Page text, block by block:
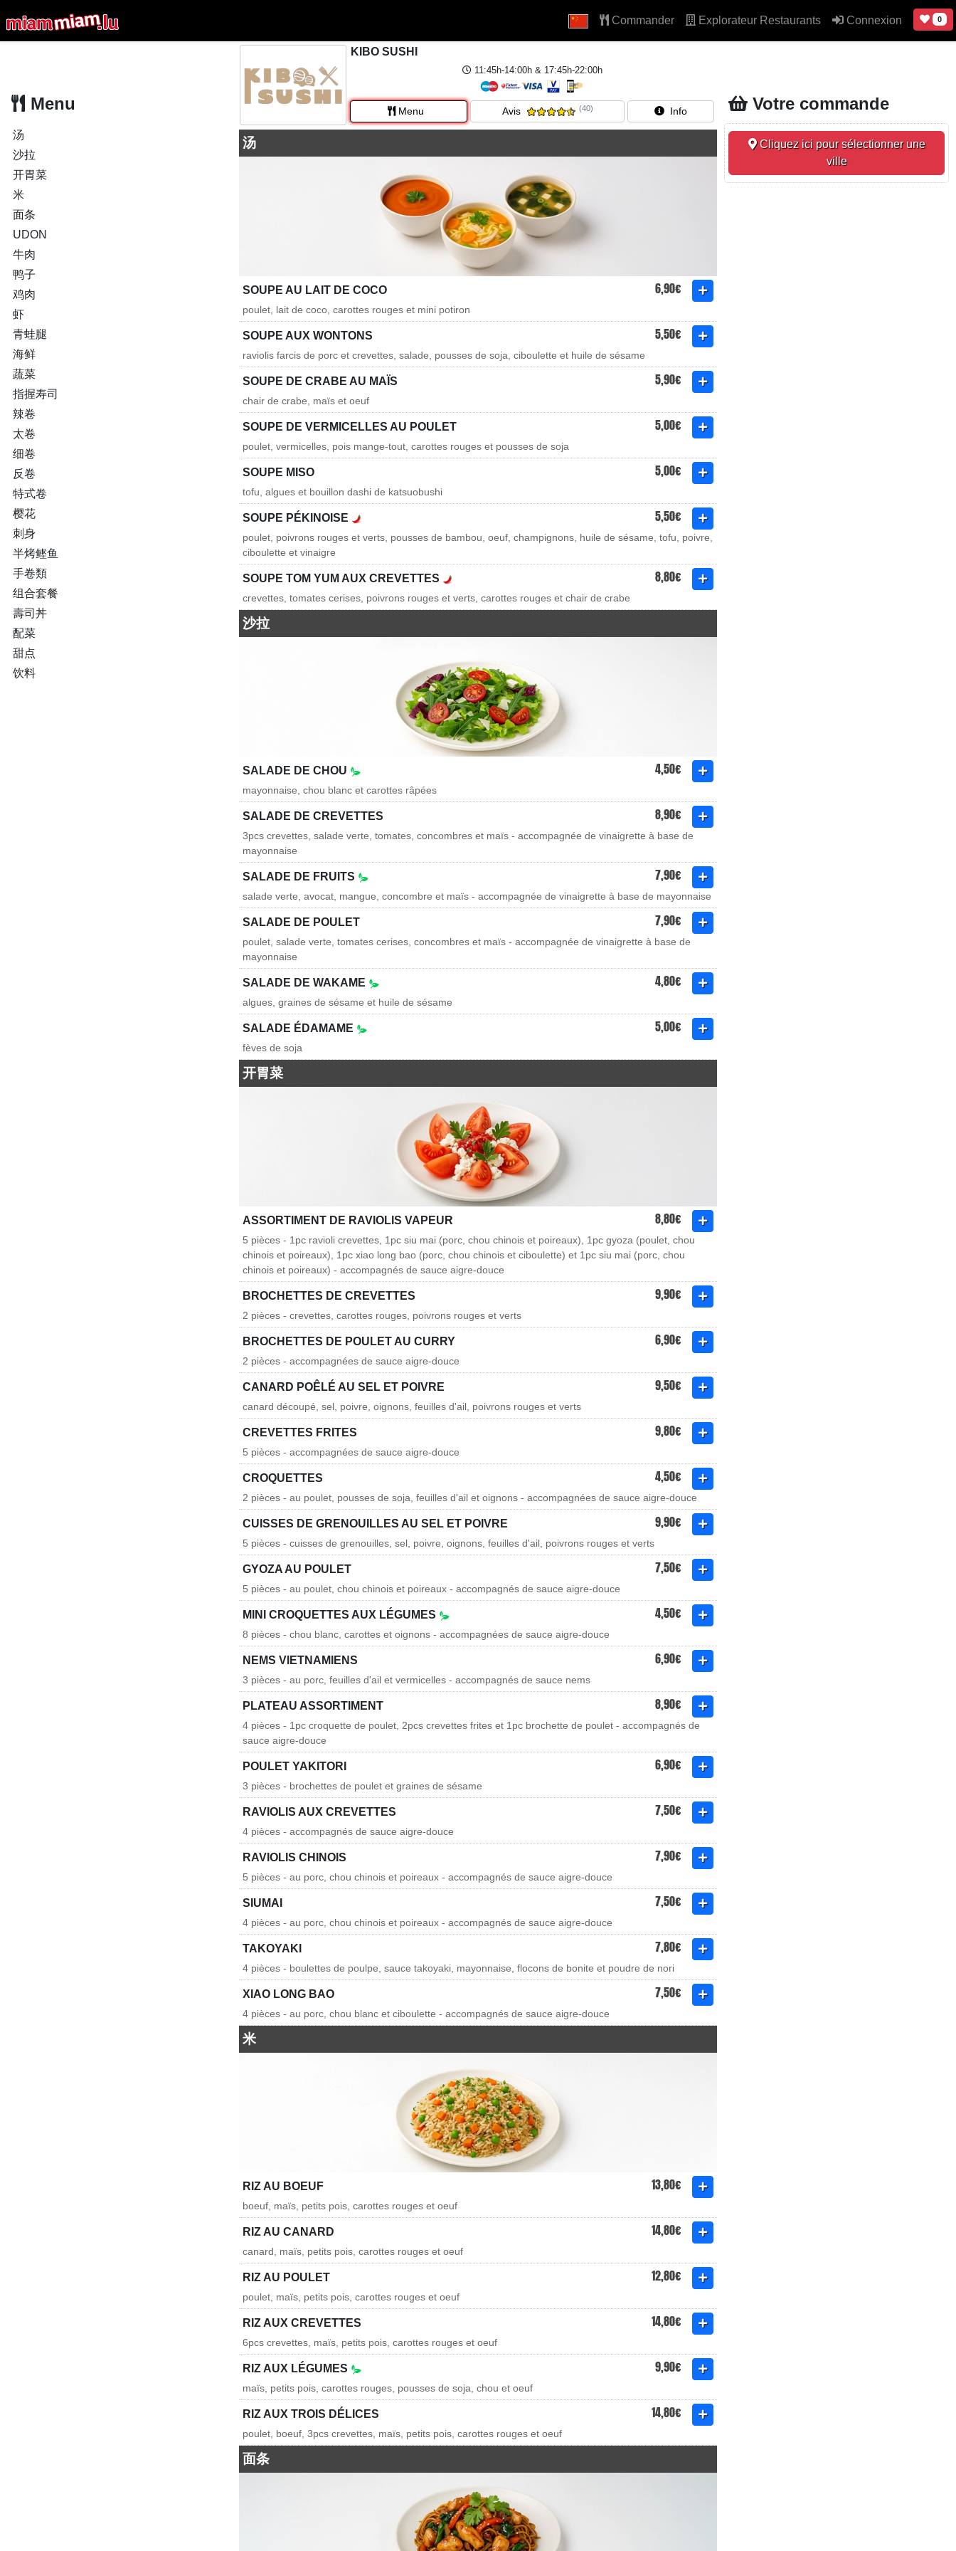
Commander Explorateur Restaurants Connexion 0
Menu
汤
沙拉
开胃菜
米
面条
UDON
牛肉
鸭子
鸡肉
虾
青蛙腿
海鲜
蔬菜
指握寿司
辣卷
太卷
细卷
反卷
特式卷
樱花
刺身
半烤鲣鱼
手卷類
组合套餐
壽司丼
配菜
甜点
饮料
KIBO SUSHI
11:45h-14:00h & 17:45h-22:00h
Menu Avis (40) Info
汤
SOUPE AU LAIT DE COCO 6,90€
poulet, lait de coco, carottes rouges et mini potiron
SOUPE AUX WONTONS 5,50€
raviolis farcis de porc et crevettes, salade, pousses de soja, ciboulette et huile de sésame
SOUPE DE CRABE AU MAÏS 5,90€
chair de crabe, maïs et oeuf
SOUPE DE VERMICELLES AU POULET 5,00€
poulet, vermicelles, pois mange-tout, carottes rouges et pousses de soja
SOUPE MISO 5,00€
tofu, algues et bouillon dashi de katsuobushi
SOUPE PÉKINOISE 5,50€
poulet, poivrons rouges et verts, pousses de bambou, oeuf, champignons, huile de sésame, tofu, poivre,
ciboulette et vinaigre
SOUPE TOM YUM AUX CREVETTES 8,80€
crevettes, tomates cerises, poivrons rouges et verts, carottes rouges et chair de crabe
沙拉
SALADE DE CHOU 4,50€
mayonnaise, chou blanc et carottes râpées
SALADE DE CREVETTES 8,90€
3pcs crevettes, salade verte, tomates, concombres et maïs - accompagnée de vinaigrette à base de
mayonnaise
SALADE DE FRUITS 7,90€
salade verte, avocat, mangue, concombre et maïs - accompagnée de vinaigrette à base de mayonnaise
SALADE DE POULET 7,90€
poulet, salade verte, tomates cerises, concombres et maïs - accompagnée de vinaigrette à base de
mayonnaise
SALADE DE WAKAME 4,80€
algues, graines de sésame et huile de sésame
SALADE ÉDAMAME 5,00€
fèves de soja
开胃菜
ASSORTIMENT DE RAVIOLIS VAPEUR 8,80€
5 pièces - 1pc ravioli crevettes, 1pc siu mai (porc, chou chinois et poireaux), 1pc gyoza (poulet, chou
chinois et poireaux), 1pc xiao long bao (porc, chou chinois et ciboulette) et 1pc siu mai (porc, chou
chinois et poireaux) - accompagnés de sauce aigre-douce
BROCHETTES DE CREVETTES 9,90€
2 pièces - crevettes, carottes rouges, poivrons rouges et verts
BROCHETTES DE POULET AU CURRY 6,90€
2 pièces - accompagnées de sauce aigre-douce
CANARD POÊLÉ AU SEL ET POIVRE 9,50€
canard découpé, sel, poivre, oignons, feuilles d'ail, poivrons rouges et verts
CREVETTES FRITES 9,80€
5 pièces - accompagnées de sauce aigre-douce
CROQUETTES 4,50€
2 pièces - au poulet, pousses de soja, feuilles d'ail et oignons - accompagnées de sauce aigre-douce
CUISSES DE GRENOUILLES AU SEL ET POIVRE 9,90€
5 pièces - cuisses de grenouilles, sel, poivre, oignons, feuilles d'ail, poivrons rouges et verts
GYOZA AU POULET 7,50€
5 pièces - au poulet, chou chinois et poireaux - accompagnés de sauce aigre-douce
MINI CROQUETTES AUX LÉGUMES 4,50€
8 pièces - chou blanc, carottes et oignons - accompagnées de sauce aigre-douce
NEMS VIETNAMIENS 6,90€
3 pièces - au porc, feuilles d'ail et vermicelles - accompagnés de sauce nems
PLATEAU ASSORTIMENT 8,90€
4 pièces - 1pc croquette de poulet, 2pcs crevettes frites et 1pc brochette de poulet - accompagnés de
sauce aigre-douce
POULET YAKITORI 6,90€
3 pièces - brochettes de poulet et graines de sésame
RAVIOLIS AUX CREVETTES 7,50€
4 pièces - accompagnés de sauce aigre-douce
RAVIOLIS CHINOIS 7,90€
5 pièces - au porc, chou chinois et poireaux - accompagnés de sauce aigre-douce
SIUMAI 7,50€
4 pièces - au porc, chou chinois et poireaux - accompagnés de sauce aigre-douce
TAKOYAKI 7,80€
4 pièces - boulettes de poulpe, sauce takoyaki, mayonnaise, flocons de bonite et poudre de nori
XIAO LONG BAO 7,50€
4 pièces - au porc, chou blanc et ciboulette - accompagnés de sauce aigre-douce
米
RIZ AU BOEUF 13,80€
boeuf, maïs, petits pois, carottes rouges et oeuf
RIZ AU CANARD 14,80€
canard, maïs, petits pois, carottes rouges et oeuf
RIZ AU POULET 12,80€
poulet, maïs, petits pois, carottes rouges et oeuf
RIZ AUX CREVETTES 14,80€
6pcs crevettes, maïs, petits pois, carottes rouges et oeuf
RIZ AUX LÉGUMES 9,90€
maïs, petits pois, carottes rouges, pousses de soja, chou et oeuf
RIZ AUX TROIS DÉLICES 14,80€
poulet, boeuf, 3pcs crevettes, maïs, petits pois, carottes rouges et oeuf
面条
Votre commande
Cliquez ici pour sélectionner une
ville